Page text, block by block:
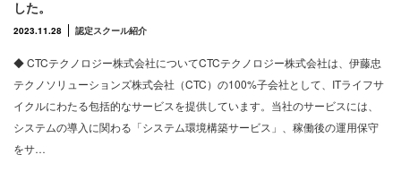
した。
2023.11.28 認定スクール紹介
◆ CTCテクノロジー株式会社についてCTCテクノロジー株式会社は、伊藤忠
テクノソリューションズ株式会社（CTC）の100%子会社として、ITライフサ
イクルにわたる包括的なサービスを提供しています。当社のサービスには、
システムの導入に関わる「システム環境構築サービス」、稼働後の運用保守
をサ…